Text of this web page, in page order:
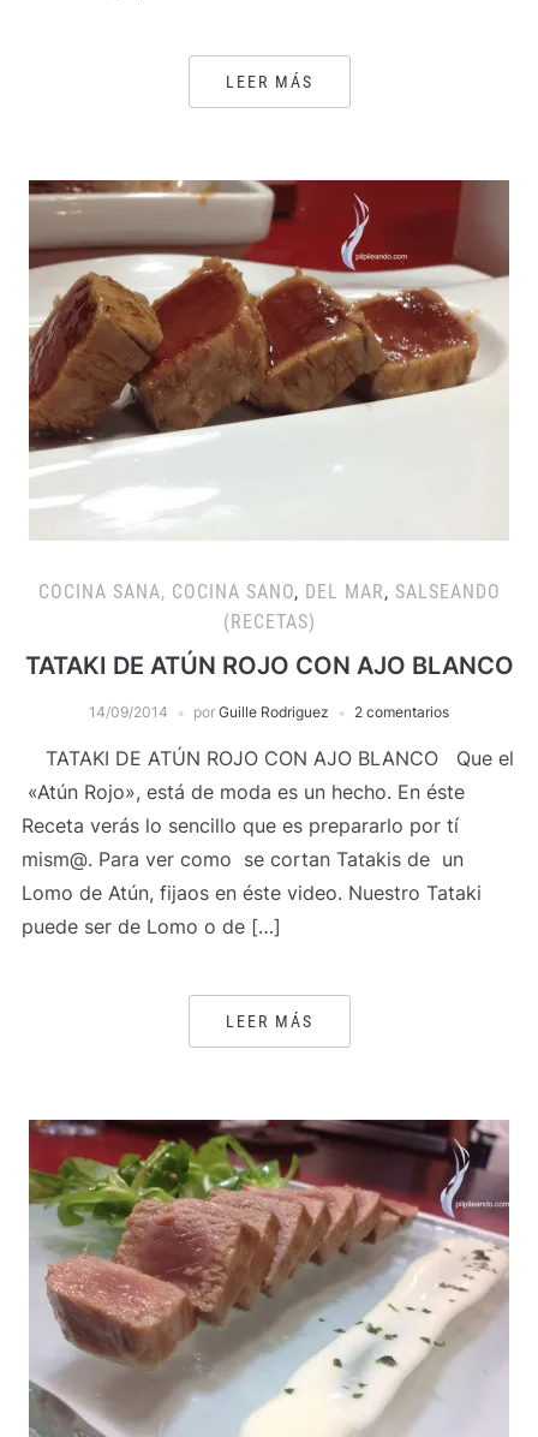
LEER MÁS
COCINA SANA, COCINA SANO, DEL MAR, SALSEANDO
(RECETAS)
TATAKI DE ATÚN ROJO CON AJO BLANCO
14/09/2014 por Guille Rodriguez 2 comentarios
TATAKI DE ATÚN ROJO CON AJO BLANCO Que el
«Atún Rojo», está de moda es un hecho. En éste
Receta verás lo sencillo que es prepararlo por tí
mism@. Para ver como se cortan Tatakis de un
Lomo de Atún, fijaos en éste video. Nuestro Tataki
puede ser de Lomo o de […]
LEER MÁS